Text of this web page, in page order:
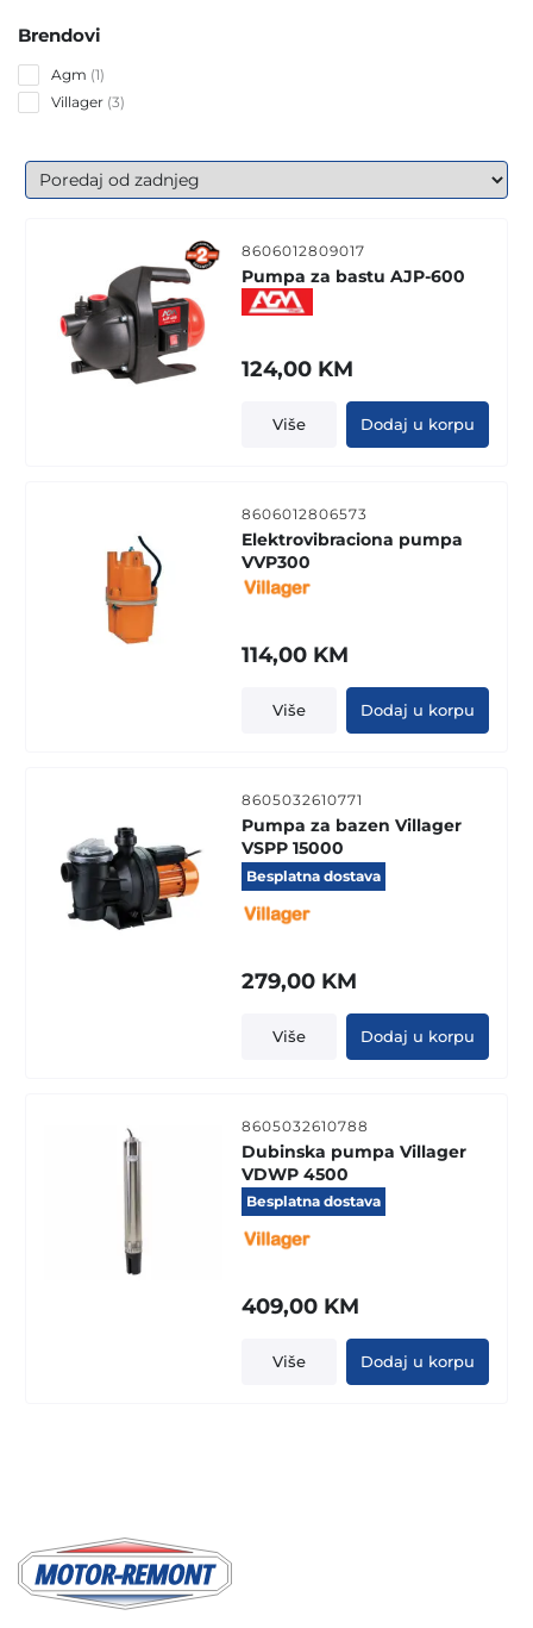
Brendovi
Agm 11
product
Villager 33
8606012809017
Pumpa za bastu AJP-600
124,00 KM
Više Dodaj u korpu
8606012806573
Elektrovibraciona pumpa
VVP300
114,00 KM
Više Dodaj u korpu
8605032610771
Pumpa za bazen Villager
VSPP 15000
Besplatna dostava
279,00 KM
Više Dodaj u korpu
8605032610788
Dubinska pumpa Villager
VDWP 4500
Besplatna dostava
409,00 KM
Više Dodaj u korpu